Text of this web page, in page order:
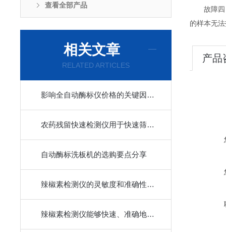
查看全部产品
相关文章
RELATED ARTICLES
影响全自动酶标仪价格的关键因素解析
农药残留快速检测仪用于快速筛查农产品表面及内部可能存在的微量农药残留
自动酶标洗板机的选购要点分享
辣椒素检测仪的灵敏度和准确性如何提高？
辣椒素检测仪能够快速、准确地检测食品中的辣椒素含量
故障四：
的样本无
产品